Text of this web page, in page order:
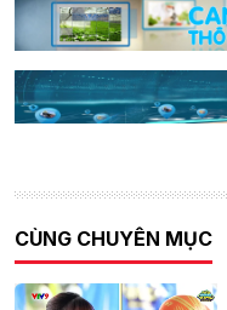
CÙNG CHUYÊN MỤC